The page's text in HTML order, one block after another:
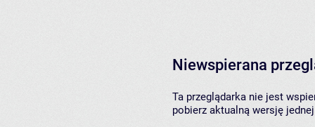
Niewspierana
Ta przeglądarka nie jest
pobierz aktualną wersję